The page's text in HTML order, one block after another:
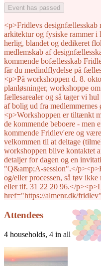
Event has passed
<p>Fridlevs designfællesskab
arkitektur og fysiske rammer i
herlig, blandet og dedikeret
medlemskab af
kommende bofællesskab
får du medindflydelse på
<p>På workshoppen d. 8.
planløsninger, workshoppe
fællesarealer og så tager vi
af bolig ud fra
<p>Workshoppen er tiltænkt
de kommende beboere - men
kommende Fridlev'ere og
velkommen til at deltage
workshoppen blive kontaktet
detaljer for dagen og en
"Q&amp;A-session".</
og/eller processen, så tøv
eller tlf. 31 22 20 96.</
href="https://almenr.dk/
Attendees
4 households, 4 in all